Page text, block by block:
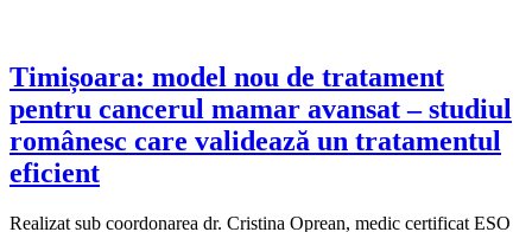
Timișoara: model nou de tratament
pentru cancerul mamar avansat – studiul
românesc care validează un tratamentul
eficient
Realizat sub coordonarea dr. Cristina Oprean, medic certificat ESO